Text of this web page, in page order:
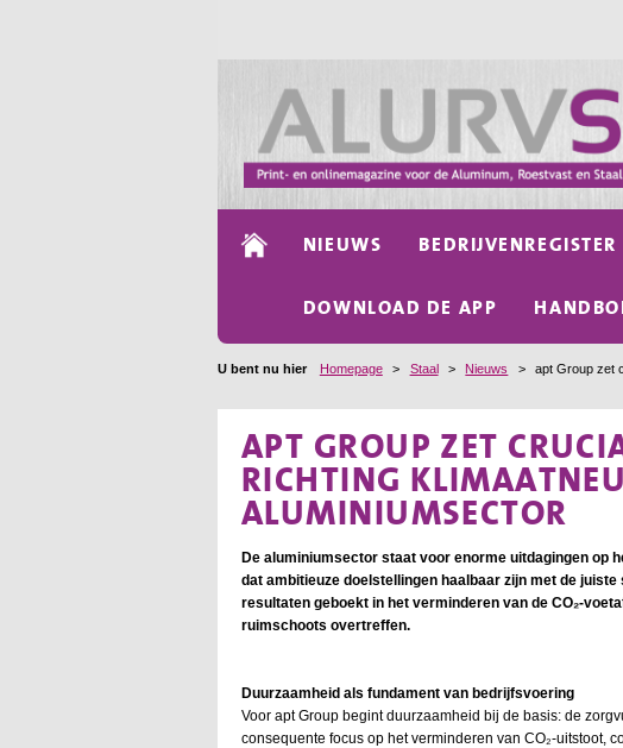
NIEUWS BEDRIJVENREGISTER
DOWNLOAD DE APP
U bent nu hier Homepage > Staal > Nieuws > apt Group zet
APT GROUP ZET
RICHTING
ALUMINIUMSECTOR
De aluminiumsector staat voor enorme uitdagingen op
dat ambitieuze doelstellingen haalbaar zijn met de
resultaten geboekt in het verminderen van de CO₂-
ruimschoots overtreffen.
Duurzaamheid als fundament van bedrijfsvoering
Voor apt Group begint duurzaamheid bij de basis: de
consequente focus op het verminderen van CO₂-uitstoot,